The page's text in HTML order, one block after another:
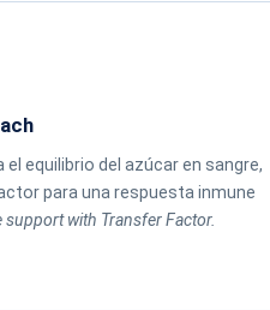
equilibrio del azúcar en sangre,
para una respuesta inmune
with Transfer Factor.